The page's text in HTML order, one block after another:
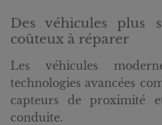
Des véhicules plus
coûteux à réparer
Les véhicules
technologies avancées
capteurs de proximité
conduite.